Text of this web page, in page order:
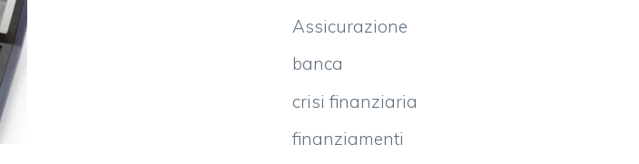
Assicurazione
banca
crisi finanziaria
finanziamenti